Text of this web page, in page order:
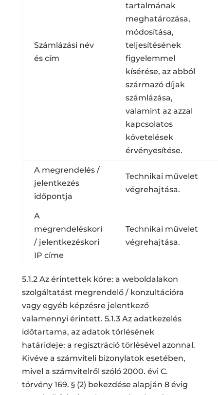
Számlázási név
és cím
tartalmának
meghatározása,
módosítása,
teljesítésének
figyelemmel
kísérése, az abból
származó díjak
számlázása,
valamint az azzal
kapcsolatos
követelések
érvényesítése.
A megrendelés /
jelentkezés
időpontja
Technikai művelet
végrehajtása.
A
megrendeléskori
/ jelentkezéskori
IP címe
Technikai művelet
végrehajtása.
5.1.2 Az érintettek köre: a weboldalakon
szolgáltatást megrendelő / konzultációra
vagy egyéb képzésre jelentkező
valamennyi érintett. 5.1.3 Az adatkezelés
időtartama, az adatok törlésének
határideje: a regisztráció törlésével azonnal.
Kivéve a számviteli bizonylatok esetében,
mivel a számvitelről szóló 2000. évi C.
törvény 169. § (2) bekezdése alapján 8 évig